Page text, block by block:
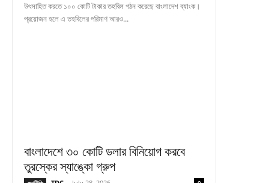
উৎসাহিত করতে ১০০ কোটি টাকার তহবিল গঠন করেছে বাংলাদেশ ব্যাংক।
প্রয়োজন হলে এ তহবিলের পরিমাণ আরও...
বাংলাদেশে ৩০ কোটি ডলার বিনিয়োগ করবে
তুরস্কের স্যাঙ্কো গ্রুপ